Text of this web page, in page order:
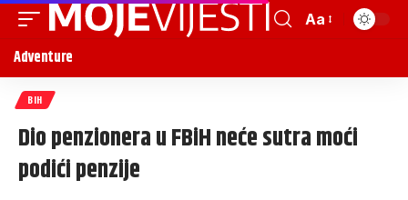
Aa
Adventure
BIH
Dio penzionera u FBiH neće sutra moći
podići penzije